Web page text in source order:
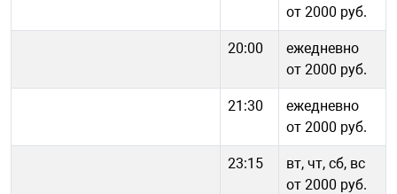
от 2000 руб.
20:00
ежедневно
от 2000 руб.
21:30
ежедневно
от 2000 руб.
23:15
вт, чт, сб, вс
от 2000 руб.